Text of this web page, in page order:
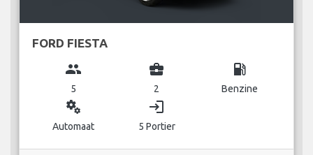
FORD FIESTA
group
5
business_center
2
local_gas_station
Benzine
miscellaneous_services
Automaat
login
5 Portier